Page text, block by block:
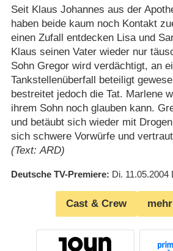
Seit Klaus Johannes aus der
haben beide kaum noch Kontakt
einen Zufall entdecken Lisa und
Klaus seinen Vater wieder nur
Sohn Gregor wird verdächtigt, an
Tankstellenüberfall beteiligt
bestreitet jedoch die Tat. Marlene
ihrem Sohn noch glauben kann.
und betäubt sich wieder mit
sich schwere Vorwürfe und
(Text: ARD)
Deutsche TV-Premiere Di. 11.05.2004
Cast & Crew